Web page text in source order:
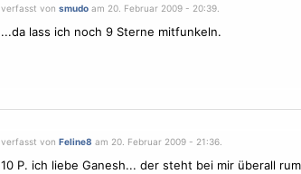
verfasst von smudoam 20. Februar 2009 - 20:39.
...da lass ich noch 9 Sterne mitfunkeln.
verfasst von Feline8 am 20. Februar 2009 - 21:36.
10 P. ich liebe Ganesh... der steht bei mir überall